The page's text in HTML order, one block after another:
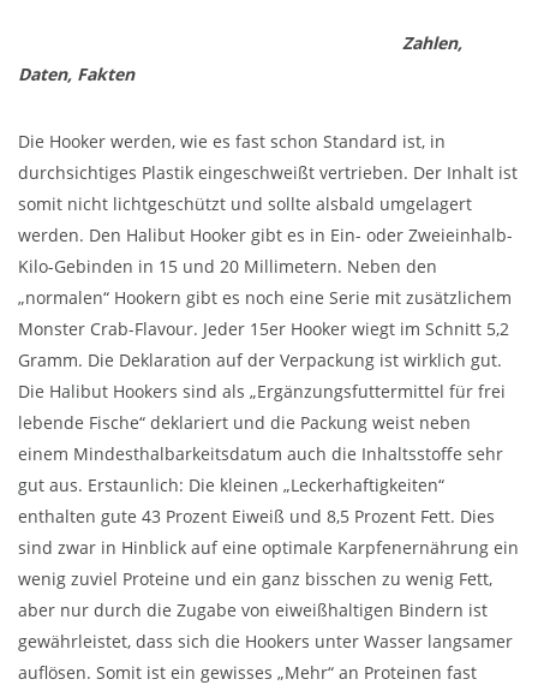
Zahlen,
Daten, Fakten
Die Hooker werden, wie es fast schon Standard ist, in
durchsichtiges Plastik eingeschweißt vertrieben. Der Inhalt ist
somit nicht lichtgeschützt und sollte alsbald umgelagert
werden. Den Halibut Hooker gibt es in Ein- oder Zweieinhalb-
Kilo-Gebinden in 15 und 20 Millimetern. Neben den
„normalen“ Hookern gibt es noch eine Serie mit zusätzlichem
Monster Crab-Flavour. Jeder 15er Hooker wiegt im Schnitt 5,2
Gramm. Die Deklaration auf der Verpackung ist wirklich gut.
Die Halibut Hookers sind als „Ergänzungsfuttermittel für frei
lebende Fische“ deklariert und die Packung weist neben
einem Mindesthalbarkeitsdatum auch die Inhaltsstoffe sehr
gut aus. Erstaunlich: Die kleinen „Leckerhaftigkeiten“
enthalten gute 43 Prozent Eiweiß und 8,5 Prozent Fett. Dies
sind zwar in Hinblick auf eine optimale Karpfenernährung ein
wenig zuviel Proteine und ein ganz bisschen zu wenig Fett,
aber nur durch die Zugabe von eiweißhaltigen Bindern ist
gewährleistet, dass sich die Hookers unter Wasser langsamer
auflösen. Somit ist ein gewisses „Mehr“ an Proteinen fast